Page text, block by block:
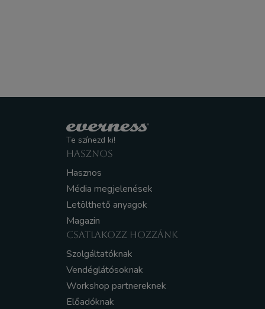
Te színezd ki!
HASZNOS
Hasznos
Média megjelenések
Letölthető anyagok
Magazin
CSATLAKOZZ HOZZÁNK
Szolgáltatóknak
Vendéglátósoknak
Workshop partnereknek
Előadóknak